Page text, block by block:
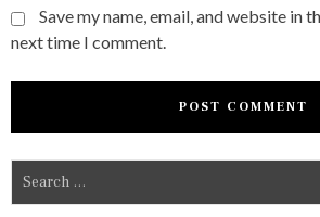
Save my name, email, and website in
next time I comment.
e